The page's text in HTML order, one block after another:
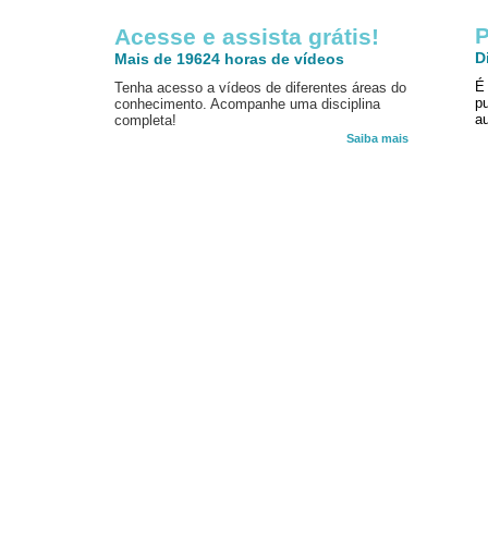
Acesse e assista grátis!
Mais de 19624 horas de vídeos
Tenha acesso a vídeos de diferentes áreas do
conhecimento. Acompanhe uma disciplina
completa!
Saiba mais